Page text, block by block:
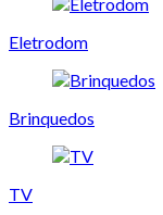
Eletrodom
Brinquedos
TV